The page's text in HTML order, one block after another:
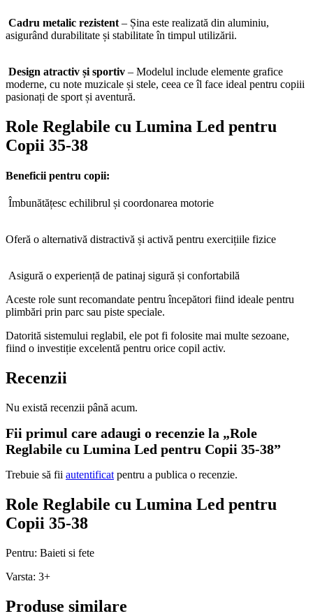
Cadru metalic rezistent – Șina este realizată din aluminiu,
asigurând durabilitate și stabilitate în timpul utilizării.
Design atractiv și sportiv – Modelul include elemente grafice
moderne, cu note muzicale și stele, ceea ce îl face ideal pentru copiii
pasionați de sport și aventură.
Role Reglabile cu Lumina Led pentru
Copii 35-38
Beneficii pentru copii:
Îmbunătățesc echilibrul și coordonarea motorie
Oferă o alternativă distractivă și activă pentru exercițiile fizice
Asigură o experiență de patinaj sigură și confortabilă
Aceste role sunt recomandate pentru începători fiind ideale pentru
plimbări prin parc sau piste speciale.
Datorită sistemului reglabil, ele pot fi folosite mai multe sezoane,
fiind o investiție excelentă pentru orice copil activ.
Recenzii
Nu există recenzii până acum.
Fii primul care adaugi o recenzie la „Role
Reglabile cu Lumina Led pentru Copii 35-38”
Trebuie să fii autentificat pentru a publica o recenzie.
Role Reglabile cu Lumina Led pentru
Copii 35-38
Pentru: Baieti si fete
Varsta: 3+
Produse similare